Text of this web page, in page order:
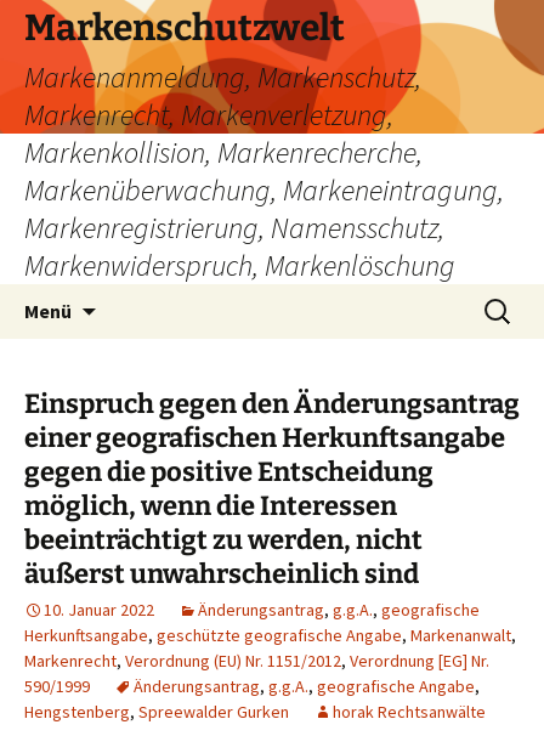
Zum
Inhalt
springen
Markenschutzwelt
Markenanmeldung, Markenschutz,
Markenrecht, Markenverletzung,
Markenkollision, Markenrecherche,
Markenüberwachung, Markeneintragung,
Markenregistrierung, Namensschutz,
Markenwiderspruch, Markenlöschung
Menü
Suchen
nach:
Einspruch gegen den Änderungsantrag
einer geografischen Herkunftsangabe
gegen die positive Entscheidung
möglich, wenn die Interessen
beeinträchtigt zu werden, nicht
äußerst unwahrscheinlich sind
10. Januar 2022 Änderungsantrag, g.g.A., geografische
Herkunftsangabe, geschützte geografische Angabe, Markenanwalt,
Markenrecht, Verordnung (EU) Nr. 1151/2012, Verordnung [EG] Nr.
590/1999
Änderungsantrag, g.g.A., geografische Angabe,
Hengstenberg, Spreewalder Gurken horak Rechtsanwälte